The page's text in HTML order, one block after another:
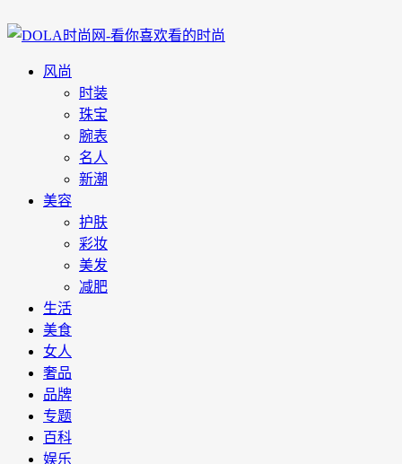
风尚
时装
珠宝
腕表
名人
新潮
美容
护肤
彩妆
美发
减肥
生活
美食
女人
奢品
品牌
专题
百科
娱乐